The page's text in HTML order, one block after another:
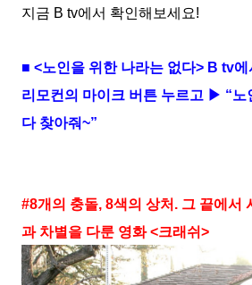
지금 B tv에서 확인해보세요!
■ <노인을 위한 나라는 없다> B tv에
리모컨의 마이크 버튼 누르고 ▶ “노
다 찾아줘~”
#8개의 충돌, 8색의 상처. 그 끝에서
과 차별을 다룬 영화 <크래쉬>